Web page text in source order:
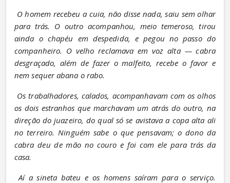
O homem recebeu a cuia, não disse nada, saiu sem olhar
para trás. O outro acompanhou, meio temeroso, tirou
ainda o chapéu em despedida, e pegou no passo do
companheiro. O velho reclamava em voz alta — cabra
desgraçado, além de fazer o malfeito, recebe o favor e
nem sequer abana o rabo.
Os trabalhadores, calados, acompanhavam com os olhos
os dois estranhos que marchavam um atrás do outro, na
direção do juazeiro, do qual só se avistava a copa alta ali
no terreiro. Ninguém sabe o que pensavam; o dono da
cabra deu de mão no couro e foi com ele para trás da
casa.
Aí a sineta bateu e os homens saíram para o serviço.